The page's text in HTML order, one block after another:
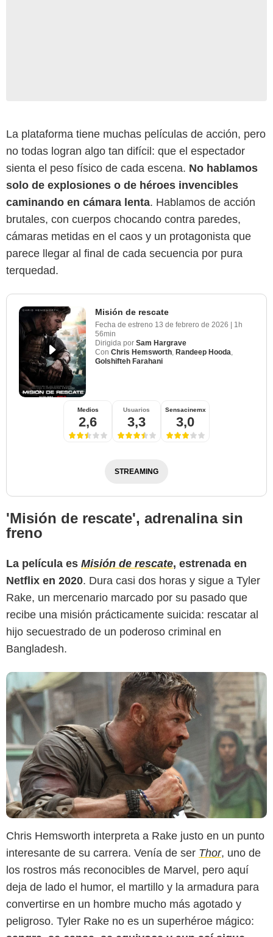
La plataforma tiene muchas películas de acción, pero
no todas logran algo tan difícil: que el espectador
sienta el peso físico de cada escena. No hablamos
solo de explosiones o de héroes invencibles
caminando en cámara lenta. Hablamos de acción
brutales, con cuerpos chocando contra paredes,
cámaras metidas en el caos y un protagonista que
parece llegar al final de cada secuencia por pura
terquedad.
Misión de rescate
Fecha de estreno 13 de febrero de 2026 | 1h
56min
Dirigida por Sam Hargrave
Con Chris Hemsworth Randeep Hooda
Golshifteh Farahani
Medios
2,6
Usuarios
3,3
Sensacinemx
3,0
STREAMING
'Misión de rescate', adrenalina sin
freno
La película es Misión de rescate, estrenada en
Netflix en 2020. Dura casi dos horas y sigue a Tyler
Rake, un mercenario marcado por su pasado que
recibe una misión prácticamente suicida: rescatar al
hijo secuestrado de un poderoso criminal en
Bangladesh.
Chris Hemsworth interpreta a Rake justo en un punto
interesante de su carrera. Venía de ser Thor, uno de
los rostros más reconocibles de Marvel, pero aquí
deja de lado el humor, el martillo y la armadura para
convertirse en un hombre mucho más agotado y
peligroso. Tyler Rake no es un superhéroe mágico: